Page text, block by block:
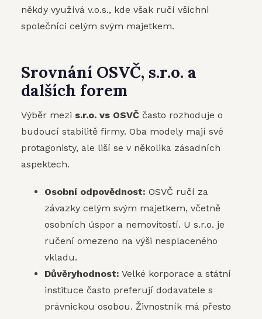
někdy využívá v.o.s., kde však ručí všichni
společníci celým svým majetkem.
Srovnání OSVČ, s.r.o. a
dalších forem
Výběr mezi s.r.o. vs OSVČ často rozhoduje o
budoucí stabilitě firmy. Oba modely mají své
protagonisty, ale liší se v několika zásadních
aspektech.
Osobní odpovědnost: OSVČ ručí za
závazky celým svým majetkem, včetně
osobních úspor a nemovitostí. U s.r.o. je
ručení omezeno na výši nesplaceného
vkladu.
Důvěryhodnost: Velké korporace a státní
instituce často preferují dodavatele s
právnickou osobou. Živnostník má přesto